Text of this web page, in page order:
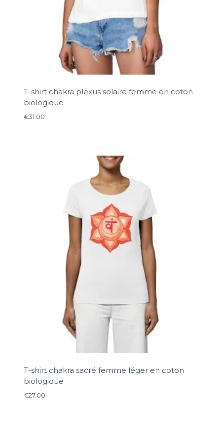
T-shirt chakra plexus solaire femme en coton
biologique
€31.00
T-shirt chakra sacré femme léger en coton
biologique
€27.00